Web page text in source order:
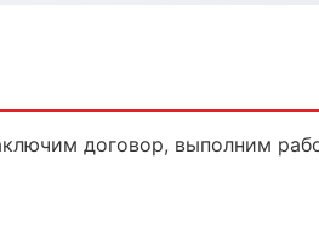
договор, выполним